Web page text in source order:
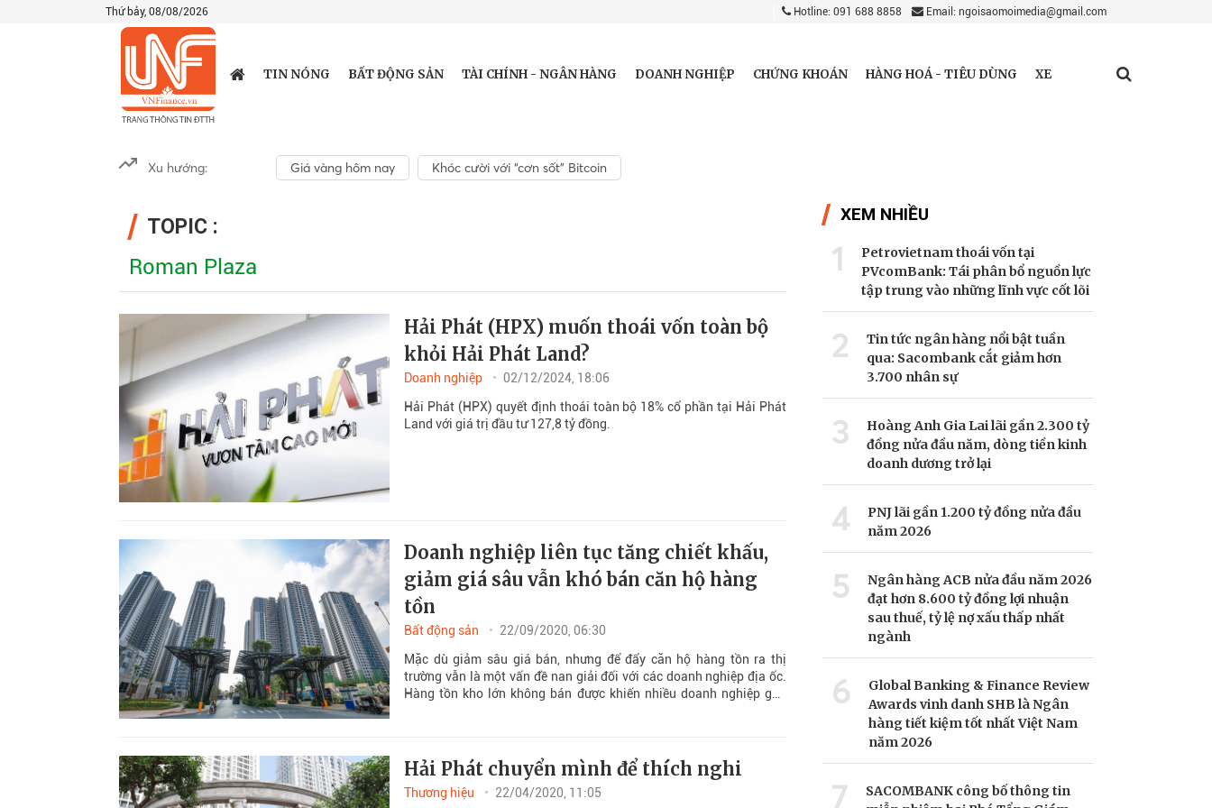
Thứ bảy, 08/08/2026 Hotline: 091 688 8858 Email: ngoisaomoimedia@gmail.com
TIN NÓNG BẤT ĐỘNG SẢN TÀI CHÍNH - NGÂN HÀNG DOANH NGHIỆP CHỨNG KHOÁN HÀNG HOÁ - TIÊU DÙNG XE
Xu hướng: Giá vàng hôm nay Khóc cười với “cơn sốt” Bitcoin
TOPIC :
Roman Plaza
Hải Phát (HPX) muốn thoái vốn toàn bộ
khỏi Hải Phát Land?
Doanh nghiệp
02/12/2024, 18:06
Hải Phát (HPX) quyết định thoái toàn bộ 18% cổ phần tại Hải Phát
Land với giá trị đầu tư 127,8 tỷ đồng.
Doanh nghiệp liên tục tăng chiết khấu,
giảm giá sâu vẫn khó bán căn hộ hàng
tồn
Bất động sản
22/09/2020, 06:30
Mặc dù giảm sâu giá bán, nhưng để đẩy căn hộ hàng tồn ra thị
trường vẫn là một vấn đề nan giải đối với các doanh nghiệp địa ốc.
Hàng tồn kho lớn không bán được khiến nhiều doanh nghiệp gặp
Hải Phát chuyển mình để thích nghi
Thương hiệu 22/04/2020, 11:05
XEM NHIỀU
1
Petrovietnam thoái vốn tại
PVcomBank: Tái phân bổ nguồn lực
tập trung vào những lĩnh vực cốt lõi
2
Tin tức ngân hàng nổi bật tuần
qua: Sacombank cắt giảm hơn
3.700 nhân sự
3
Hoàng Anh Gia Lai lãi gần 2.300 tỷ
đồng nửa đầu năm, dòng tiền kinh
doanh dương trở lại
4
PNJ lãi gần 1.200 tỷ đồng nửa đầu
năm 2026
5
Ngân hàng ACB nửa đầu năm 2026
đạt hơn 8.600 tỷ đồng lợi nhuận
sau thuế, tỷ lệ nợ xấu thấp nhất
ngành
6
Global Banking & Finance Review
Awards vinh danh SHB là Ngân
hàng tiết kiệm tốt nhất Việt Nam
năm 2026
7
SACOMBANK công bố thông tin